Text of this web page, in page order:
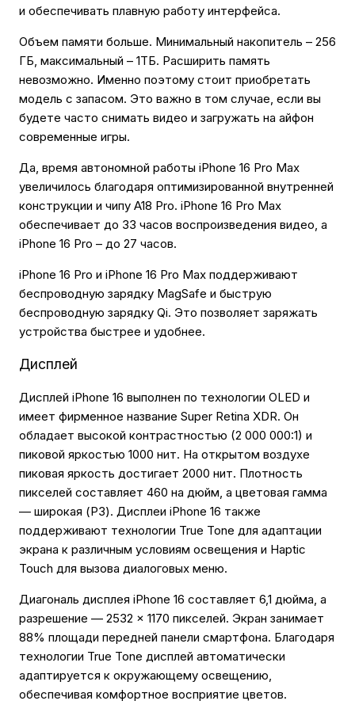
и обеспечивать плавную работу интерфейса.
Объем памяти больше. Минимальный накопитель – 256
ГБ, максимальный – 1ТБ. Расширить память
невозможно. Именно поэтому стоит приобретать
модель с запасом. Это важно в том случае, если вы
будете часто снимать видео и загружать на айфон
современные игры.
Да, время автономной работы iPhone 16 Pro Max
увеличилось благодаря оптимизированной внутренней
конструкции и чипу A18 Pro. iPhone 16 Pro Max
обеспечивает до 33 часов воспроизведения видео, а
iPhone 16 Pro – до 27 часов.
iPhone 16 Pro и iPhone 16 Pro Max поддерживают
беспроводную зарядку MagSafe и быструю
беспроводную зарядку Qi. Это позволяет заряжать
устройства быстрее и удобнее.
Дисплей
Дисплей iPhone 16 выполнен по технологии OLED и
имеет фирменное название Super Retina XDR. Он
обладает высокой контрастностью (2 000 000:1) и
пиковой яркостью 1000 нит. На открытом воздухе
пиковая яркость достигает 2000 нит. Плотность
пикселей составляет 460 на дюйм, а цветовая гамма
— широкая (P3). Дисплеи iPhone 16 также
поддерживают технологии True Tone для адаптации
экрана к различным условиям освещения и Haptic
Touch для вызова диалоговых меню.
Диагональ дисплея iPhone 16 составляет 6,1 дюйма, а
разрешение — 2532 × 1170 пикселей. Экран занимает
88% площади передней панели смартфона. Благодаря
технологии True Tone дисплей автоматически
адаптируется к окружающему освещению,
обеспечивая комфортное восприятие цветов.